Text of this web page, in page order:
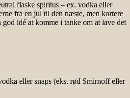
flaske spiritus – ex. vodka eller
fra en jul til den næste, men kortere
god idé at komme i tanke om at lave det
eller snaps (eks. rød Smirnoff eller